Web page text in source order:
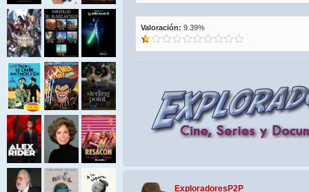
Valoración: 9.39%
ExploradoresP2P